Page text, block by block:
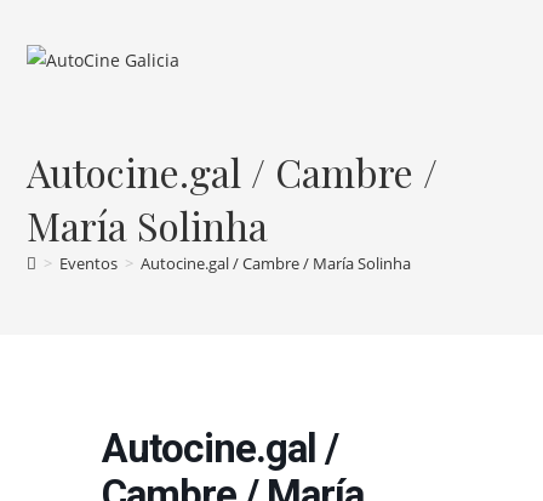
contenido
Autocine.gal / Cambre /
María Solinha
> Eventos > Autocine.gal / Cambre / María Solinha
Autocine.gal /